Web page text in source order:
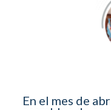
En el mes de